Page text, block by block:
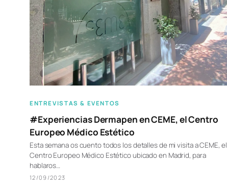
ENTREVISTAS & EVENTOS
#Experiencias Dermapen en CEME, el Centro
Europeo Médico Estético
Esta semana os cuento todos los detalles de mi visita a CEME, el
Centro Europeo Médico Estético ubicado en Madrid, para
hablaros…
12/09/2023